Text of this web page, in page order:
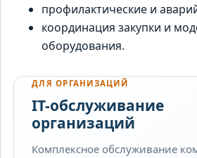
профилактические и
координация закупки и
оборудования.
ДЛЯ ОРГАНИЗАЦИЙ
IT-обслуживание
организаций
Комплексное обслуживание